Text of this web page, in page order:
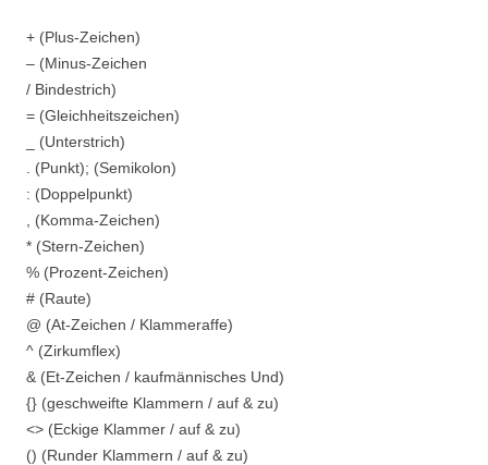
+ (Plus-Zeichen)
– (Minus-Zeichen
/ Bindestrich)
= (Gleichheitszeichen)
_ (Unterstrich)
. (Punkt); (Semikolon)
: (Doppelpunkt)
, (Komma-Zeichen)
* (Stern-Zeichen)
% (Prozent-Zeichen)
# (Raute)
@ (At-Zeichen / Klammeraffe)
^ (Zirkumflex)
& (Et-Zeichen / kaufmännisches Und)
{} (geschweifte Klammern / auf & zu)
<> (Eckige Klammer / auf & zu)
() (Runder Klammern / auf & zu)